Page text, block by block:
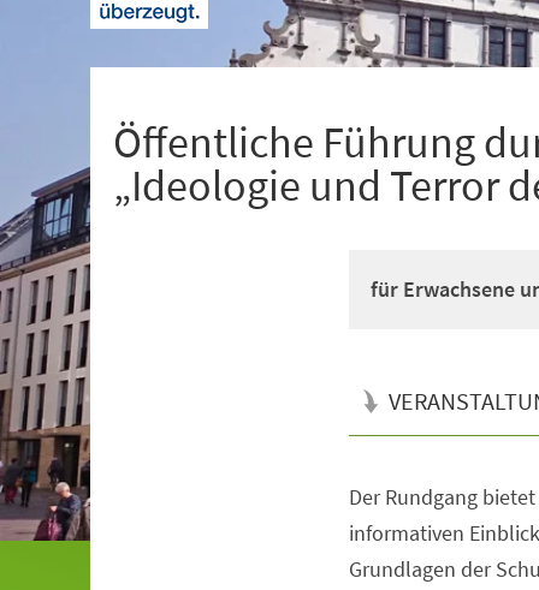
Öffentliche Führung
„Ideologie und Terror
für Erwachsene
Der Rundgang
informativen
Grundlagen der